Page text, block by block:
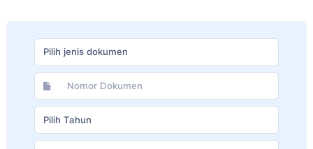
Pilih jenis dokumen
Pilih Tahun